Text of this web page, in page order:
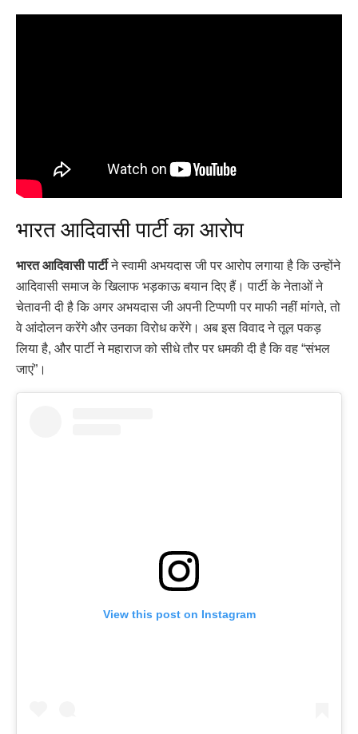
भारत आदिवासी पार्टी का आरोप
भारत आदिवासी पार्टीने स्वामी अभयदास जी पर आरोप लगाया है कि उन्होंने
आदिवासी समाज के खिलाफ भड़काऊ बयान दिए हैं। पार्टी के नेताओं ने
चेतावनी दी है कि अगर अभयदास जी अपनी टिप्पणी पर माफी नहीं मांगते, तो
वे आंदोलन करेंगे और उनका विरोध करेंगे। अब इस विवाद ने तूल पकड़
लिया है, और पार्टी ने महाराज को सीधे तौर पर धमकी दी है कि वह “संभल
जाएं”।
View this post on Instagram